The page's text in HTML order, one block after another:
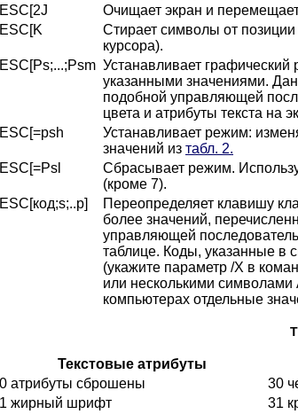
ESC[2J
Очищает экран и
ESC[K
Стирает символы от
курсора).
ESC[Ps;...;Psm Устанавливает
указанными значениями.
подобной управляющей
цвета и атрибуты текста на
ESC[=psh
Устанавливает режим:
значений из табл. 2.
ESC[=Psl
Сбрасывает режим.
(кроме 7).
ESC[код;s;..p]
Переопределяет клавишу
более значений,
управляющей
таблице. Коды, указанные в
(укажите параметр /X в
или несколькими
компьютерах отдельные
Текстовые атрибуты
0 атрибуты сброшены
30
1 жирный шрифт
31